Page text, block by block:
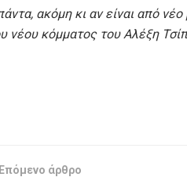
ακόμη κι αν είναι από νέο
νέου κόμματος του Αλέξη
Επόμενο άρθρο